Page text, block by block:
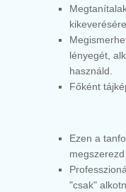
lényegét,
használd.
Főként
Ezen a
"csak"